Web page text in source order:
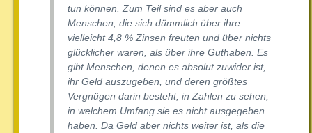
tun können. Zum Teil sind es aber auch
Menschen, die sich dümmlich über ihre
vielleicht 4,8 % Zinsen freuten und über nichts
glücklicher waren, als über ihre Guthaben. Es
gibt Menschen, denen es absolut zuwider ist,
ihr Geld auszugeben, und deren größtes
Vergnügen darin besteht, in Zahlen zu sehen,
in welchem Umfang sie es nicht ausgegeben
haben. Da Geld aber nichts weiter ist, als die